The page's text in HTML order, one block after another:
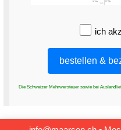
ich
Die Schweizer Mehrwersteuer sowie bei